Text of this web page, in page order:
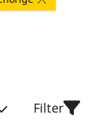
Filter